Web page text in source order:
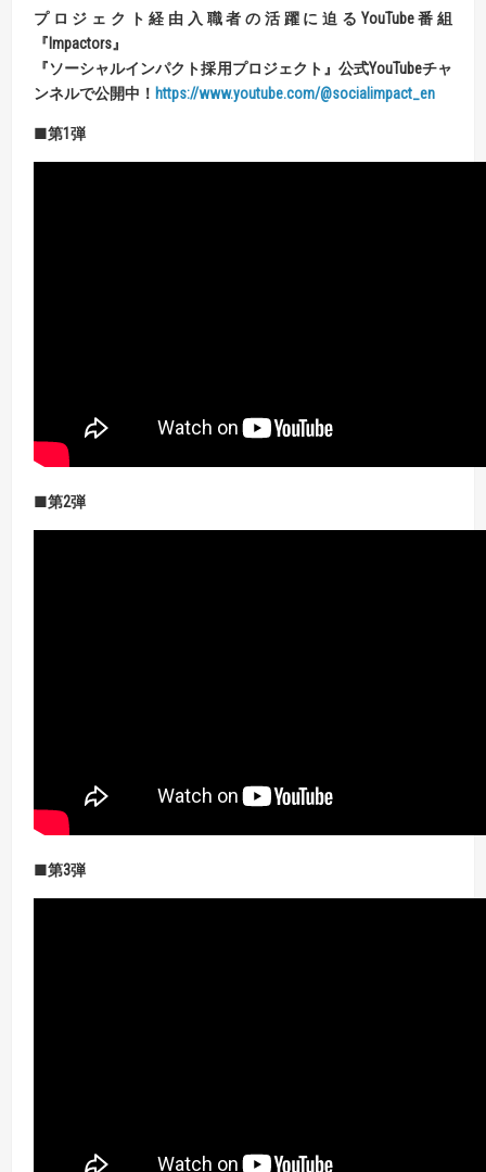
プロジェクト経由入職者の活躍に迫る YouTube番組
『 Impactors』
『ソーシャルインパクト採用プロジェクト 』 公式YouTubeチャ
ンネルで公開中！ https://www.youtube.com/@socialimpact_en
■第1 弾
■第2弾
■第3弾